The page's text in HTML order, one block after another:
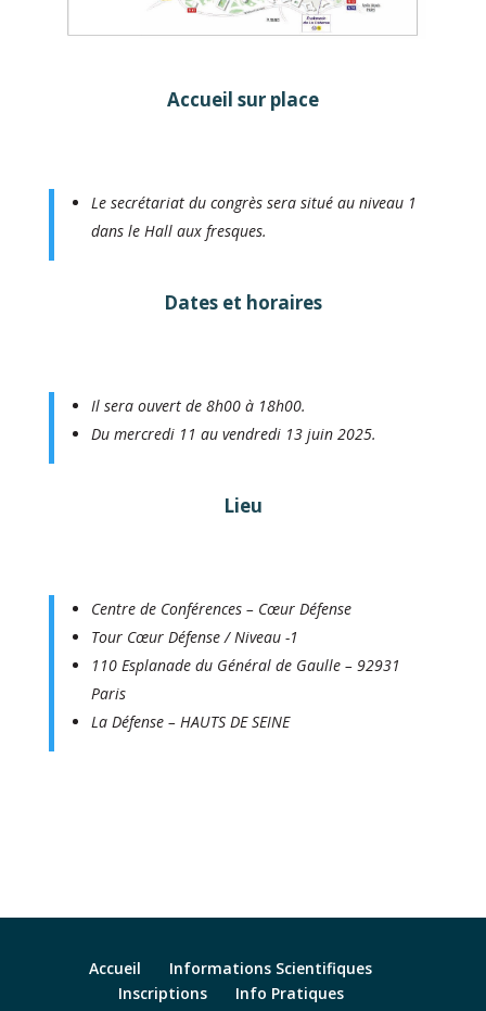
Accueil sur place
Le secrétariat du congrès sera situé au niveau 1
dans le Hall aux fresques.
Dates et horaires
Il sera ouvert de 8h00 à 18h00.
Du mercredi 11 au vendredi 13 juin 2025.
Lieu
Centre de Conférences – Cœur Défense
Tour Cœur Défense / Niveau -1
110 Esplanade du Général de Gaulle – 92931
Paris
La Défense – HAUTS DE SEINE
Accueil
Informations Scientifiques
Inscriptions
Info Pratiques